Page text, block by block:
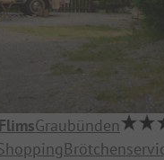
Graubünden